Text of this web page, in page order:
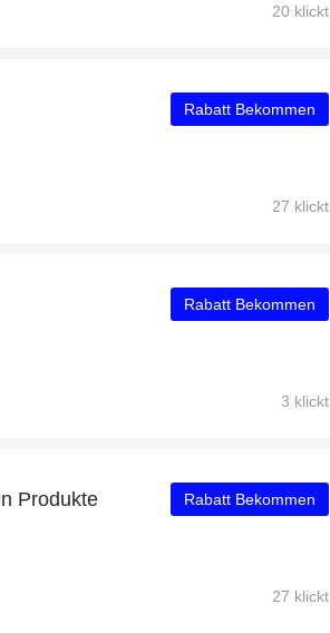
20 klickt
Rabatt Bekommen
27 klickt
Rabatt Bekommen
3 klickt
Produkte Rabatt Bekommen
27 klickt